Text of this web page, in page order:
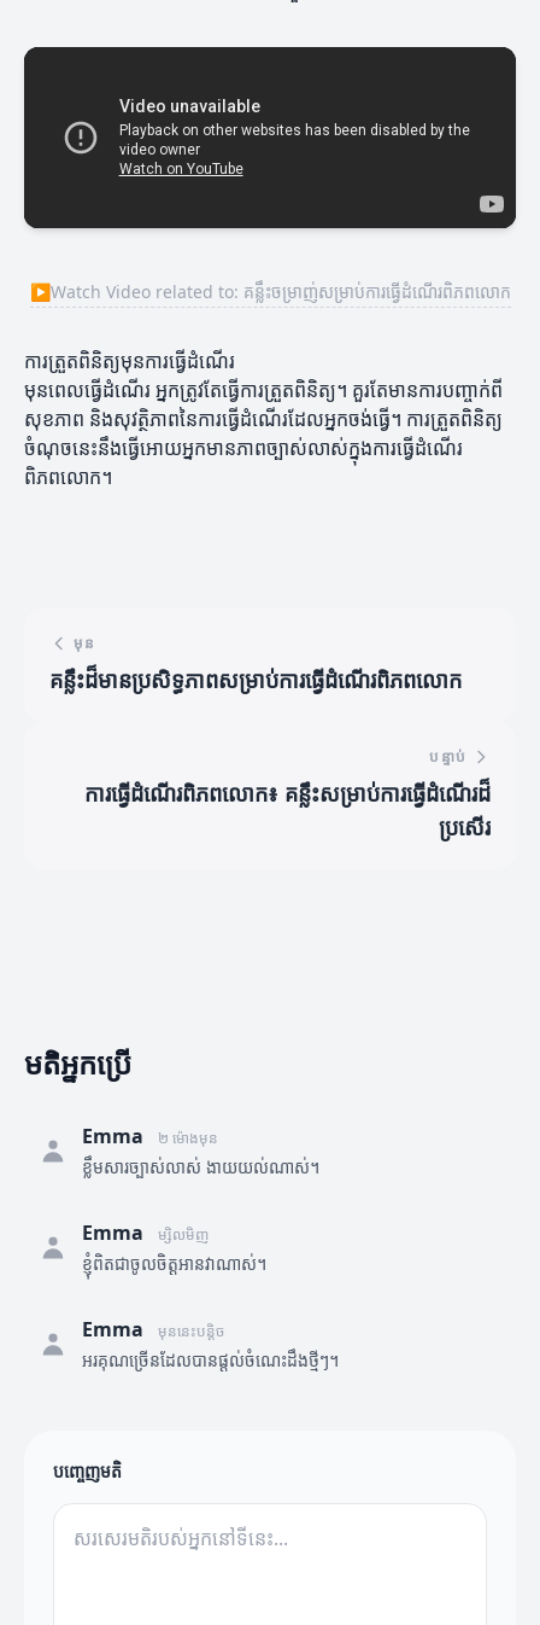
▶Watch Video related to: គន្លឹះចម្រាញ់សម្រាប់ការធ្វើដំណើរពិភពលោក
ការត្រួតពិនិត្យមុនការធ្វើដំណើរ
មុនពេលធ្វើដំណើរ អ្នកត្រូវតែធ្វើការត្រួតពិនិត្យ។ គួរតែមានការបញ្ចាក់ពី
សុខភាព និងសុវត្ថិភាពនៃការធ្វើដំណើរដែលអ្នកចង់ធ្វើ។ ការត្រួតពិនិត្យ
ចំណុចនេះនឹងធ្វើអោយអ្នកមានភាពច្បាស់លាស់ក្នុងការធ្វើដំណើរ
ពិភពលោក។
មុន
គន្លឹះដ៏មានប្រសិទ្ធភាពសម្រាប់ការធ្វើដំណើរពិភពលោក
បន្ទាប់
ការធ្វើដំណើរពិភពលោក៖ គន្លឹះសម្រាប់ការធ្វើដំណើរដ៏
ប្រសើរ
មតិអ្នកប្រើ
Emma ២ ម៉ោងមុន
ខ្លឹមសារច្បាស់លាស់ ងាយយល់ណាស់។
Emma ម្សិលមិញ
ខ្ញុំពិតជាចូលចិត្តអានវាណាស់។
Emma មុននេះបន្តិច
អរគុណច្រើនដែលបានផ្តល់ចំណេះដឹងថ្មីៗ។
បញ្ចេញមតិ